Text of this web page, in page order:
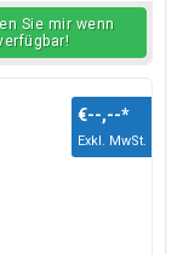
Sie mir wenn
€--,--*
Exkl. MwSt.